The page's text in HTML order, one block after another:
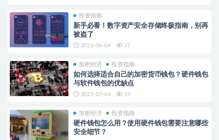
投资指南
新手必看！数字资产安全存储终极指南，别再
被盗了
2026-06-04 37
加密经济 投资指南
如何选择适合自己的加密货币钱包？硬件钱包
与软件钱包的优缺点
2025-07-04 35
加密经济 投资指南
硬件钱包怎么用？使用硬件钱包需要注意哪些
安全细节？